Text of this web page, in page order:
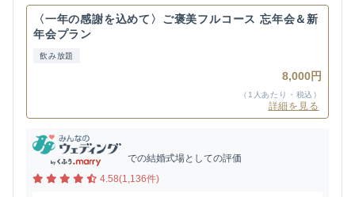
〈一年の感謝を込めて〉ご褒美フルコース 忘年会＆新
年会プラン
飲み放題
8,000円
（1人あたり・税込）
詳細を見る
での結婚式場としての評価
4.58(1,136件)